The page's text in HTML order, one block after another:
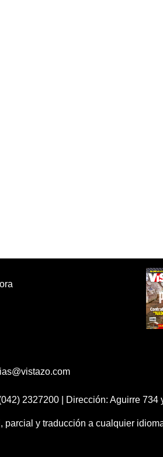
2327200 | Dirección: Aguirre 734
parcial y traducción a cualquier